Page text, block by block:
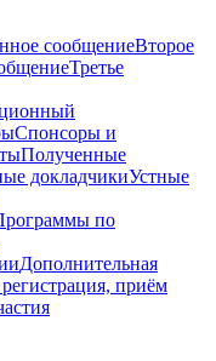
сообщениеВторое
Третье
Спонсоры и
Полученные
докладчикиУстные
по
Дополнительная
приём